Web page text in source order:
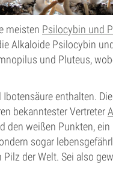
meisten Psilocybin und
Alkaloide Psilocybin
und Pluteus,
enthalten.
bekanntester Vertreter
den weißen Punkten, ein
sogar
der Welt. Sei also